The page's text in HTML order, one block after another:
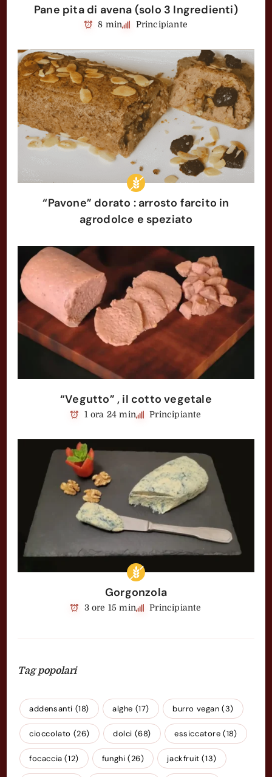
Pane pita di avena (solo 3 Ingredienti)
8 min Principiante
“Pavone” dorato : arrosto farcito in
agrodolce e speziato
“Vegutto” , il cotto vegetale
1 ora 24 min Principiante
Gorgonzola
3 ore 15 min Principiante
Tag popolari
addensanti (18) alghe (17) burro vegan (3)
cioccolato (26) dolci (68) essiccatore (18)
focaccia (12) funghi (26) jackfruit (13)